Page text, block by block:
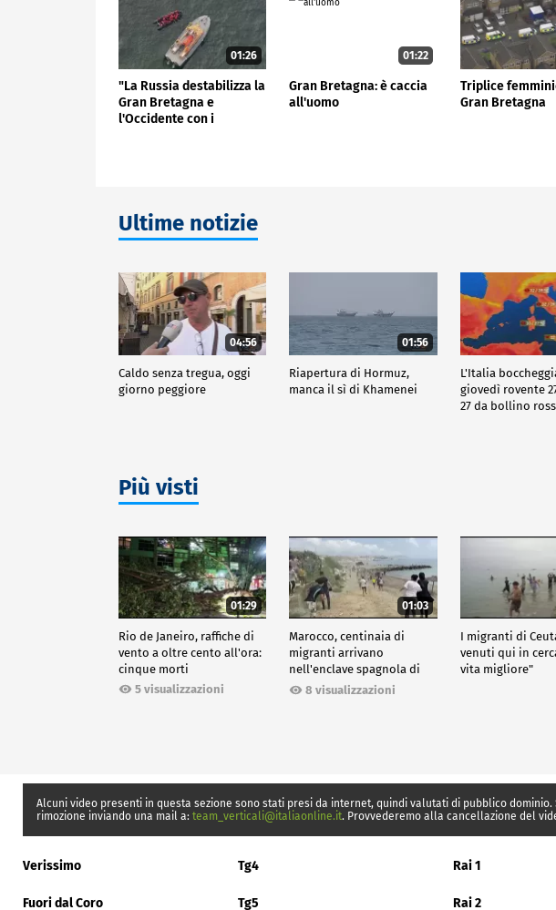
01:26
"La Russia destabilizza la
Gran Bretagna e
l'Occidente con i
01:22
Gran Bretagna: è caccia
all'uomo
Triplice
Gran Bretagna
Ultime notizie
04:56
Caldo senza tregua, oggi
giorno peggiore
01:56
Riapertura di Hormuz,
manca il sì di Khamenei
L'Italia
giovedì rovente
27 da bollino
Più visti
01:29
Rio de Janeiro, raffiche di
vento a oltre cento all'ora:
cinque morti
5 visualizzazioni
01:03
Marocco, centinaia di
migranti arrivano
nell'enclave spagnola di
Ceuta8 visualizzazioni
I migranti di
venuti qui in
vita migliore"
Alcuni video presenti in questa sezione sono stati presi da internet, quindi valutati di pubblico
rimozione inviando una mail a: team_verticali@italiaonline.it. Provvederemo alla cancellazione del
Verissimo Tg4 Rai 1
Fuori dal Coro Tg5 Rai 2